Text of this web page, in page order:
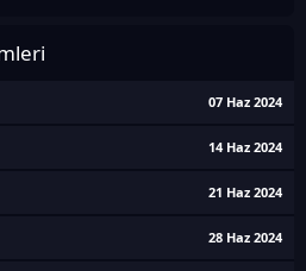
07 Haz 2024
14 Haz 2024
21 Haz 2024
28 Haz 2024